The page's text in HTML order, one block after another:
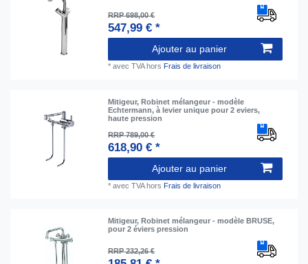
RRP 698,00 €
547,99 € *
Ajouter au panier
*avec TVAhors Frais de livraison
Mitigeur, Robinet mélangeur - modèle
Echtermann, à levier unique pour 2 eviers,
haute pression
RRP 789,00 €
618,90 € *
Ajouter au panier
*avec TVAhors Frais de livraison
Mitigeur, Robinet mélangeur - modèle BRUSE,
pour 2 éviers pression
RRP 232,26 €